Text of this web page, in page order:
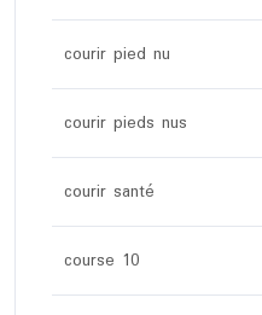
courir pied nu
courir pieds nus
courir santé
course 10